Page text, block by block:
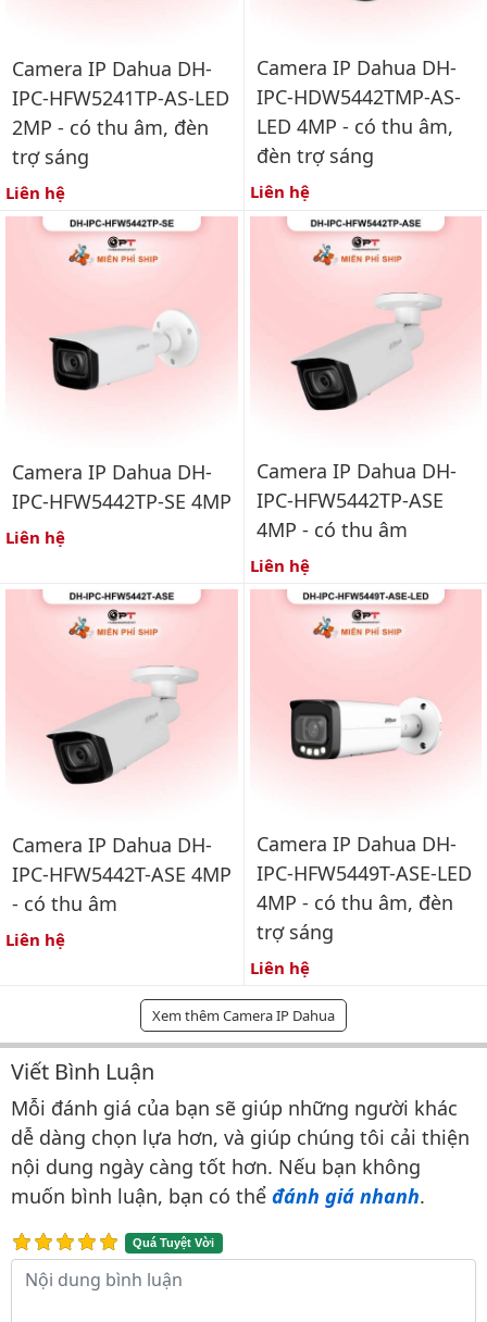
Camera IP Dahua DH-
IPC-HFW5241TP-AS-LED
2MP - có thu âm, đèn
trợ sáng
Liên hệ
Camera IP Dahua DH-
IPC-HDW5442TMP-AS-
LED 4MP - có thu âm,
đèn trợ sáng
Liên hệ
Camera IP Dahua DH-
IPC-HFW5442TP-SE 4MP
Liên hệ
Camera IP Dahua DH-
IPC-HFW5442TP-ASE
4MP - có thu âm
Liên hệ
Camera IP Dahua DH-
IPC-HFW5442T-ASE 4MP
- có thu âm
Liên hệ
Camera IP Dahua DH-
IPC-HFW5449T-ASE-LED
4MP - có thu âm, đèn
trợ sáng
Liên hệ
Xem thêm Camera IP Dahua
Bình luận & Đánh giá
Viết Bình Luận
Mỗi đánh giá của bạn sẽ giúp những người khác
dễ dàng chọn lựa hơn, và giúp chúng tôi cải thiện
nội dung ngày càng tốt hơn. Nếu bạn không
muốn bình luận, bạn có thể đánh giá nhanh.
Quá Tuyệt Vời
Nội dung bình luận